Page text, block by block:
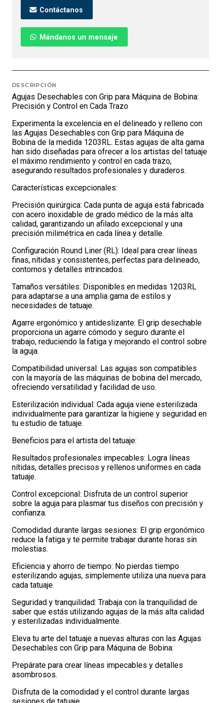
Contáctanos
Mándanos un mensaje
DESCRIPCIÓN
Agujas Desechables con Grip para Máquina de Bobina:
Precisión y Control en Cada Trazo
Experimenta la excelencia en el delineado y relleno con
las Agujas Desechables con Grip para Máquina de
Bobina de la medida 1203RL. Estas agujas de alta gama
han sido diseñadas para ofrecer a los artistas del tatuaje
el máximo rendimiento y control en cada trazo,
asegurando resultados profesionales y duraderos.
Características excepcionales:
Precisión quirúrgica: Cada punta de aguja está fabricada
con acero inoxidable de grado médico de la más alta
calidad, garantizando un afilado excepcional y una
precisión milimétrica en cada línea y detalle.
Configuración Round Liner (RL): Ideal para crear líneas
finas, nítidas y consistentes, perfectas para delineado,
contornos y detalles intrincados.
Tamaños versátiles: Disponibles en medidas 1203RL
para adaptarse a una amplia gama de estilos y
necesidades de tatuaje.
Agarre ergonómico y antideslizante: El grip desechable
proporciona un agarre cómodo y seguro durante el
trabajo, reduciendo la fatiga y mejorando el control sobre
la aguja.
Compatibilidad universal: Las agujas son compatibles
con la mayoría de las máquinas de bobina del mercado,
ofreciendo versatilidad y facilidad de uso.
Esterilización individual: Cada aguja viene esterilizada
individualmente para garantizar la higiene y seguridad en
tu estudio de tatuaje.
Beneficios para el artista del tatuaje:
Resultados profesionales impecables: Logra líneas
nítidas, detalles precisos y rellenos uniformes en cada
tatuaje.
Control excepcional: Disfruta de un control superior
sobre la aguja para plasmar tus diseños con precisión y
confianza.
Comodidad durante largas sesiones: El grip ergonómico
reduce la fatiga y te permite trabajar durante horas sin
molestias.
Eficiencia y ahorro de tiempo: No pierdas tiempo
esterilizando agujas, simplemente utiliza una nueva para
cada tatuaje.
Seguridad y tranquilidad: Trabaja con la tranquilidad de
saber que estás utilizando agujas de la más alta calidad
y esterilizadas individualmente.
Eleva tu arte del tatuaje a nuevas alturas con las Agujas
Desechables con Grip para Máquina de Bobina:
Prepárate para crear líneas impecables y detalles
asombrosos.
Disfruta de la comodidad y el control durante largas